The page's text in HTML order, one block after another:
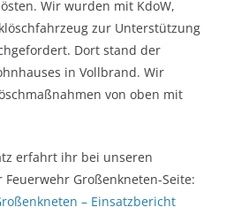
Wir wurden mit KdoW,
zur Unterstützung
Dort stand der
in Vollbrand. Wir
von oben mit
erfahrt ihr bei unseren
Feuerwehr Großenkneten-Seite:
– Einsatzbericht